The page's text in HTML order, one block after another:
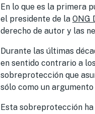
En lo que es la primera
el presidente de la ONG
derecho de autor y las
Durante las últimas
en sentido contrario a
sobreprotección que
sólo como un
Esta sobreprotección